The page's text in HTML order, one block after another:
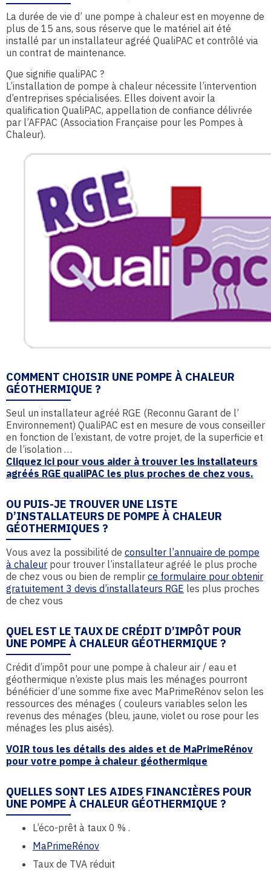
La durée de vie d’ une pompe à chaleur est en moyenne de
plus de 15 ans, sous réserve que le matériel ait été
installé par un installateur agréé QualiPAC et contrôlé via
un contrat de maintenance.
Que signifie qualiPAC ?
L’installation de pompe à chaleur nécessite l’intervention
d’entreprises spécialisées. Elles doivent avoir la
qualification QualiPAC, appellation de confiance délivrée
par l’AFPAC (Association Française pour les Pompes à
Chaleur).
COMMENT CHOISIR UNE POMPE À CHALEUR
GÉOTHERMIQUE ?
Seul un installateur agréé RGE (Reconnu Garant de l’
Environnement) QualiPAC est en mesure de vous conseiller
en fonction de l’existant, de votre projet, de la superficie et
de l’isolation …
Cliquez ici pour vous aider à trouver les installateurs
agréés RGE qualiPAC les plus proches de chez vous.
OU PUIS-JE TROUVER UNE LISTE
D’INSTALLATEURS DE POMPE À CHALEUR
GÉOTHERMIQUES ?
Vous avez la possibilité de consulter l’annuaire de pompe
à chaleur pour trouver l’installateur agréé le plus proche
de chez vous ou bien de remplir ce formulaire pour obtenir
gratuitement 3 devis d’installateurs RGE les plus proches
de chez vous
QUEL EST LE TAUX DE CRÉDIT D’IMPÔT POUR
UNE POMPE À CHALEUR GÉOTHERMIQUE ?
Crédit d’impôt pour une pompe à chaleur air / eau et
géothermique n’existe plus mais les ménages pourront
bénéficier d’une somme fixe avec MaPrimeRénov selon les
ressources des ménages ( couleurs variables selon les
revenus des ménages (bleu, jaune, violet ou rose pour les
ménages les plus aisés).
VOIR tous les détails des aides et de MaPrimeRénov
pour votre pompe à chaleur géothermique
QUELLES SONT LES AIDES FINANCIÈRES POUR
UNE POMPE À CHALEUR GÉOTHERMIQUE ?
L’éco-prêt à taux 0 % .
MaPrimeRénov
Taux de TVA réduit